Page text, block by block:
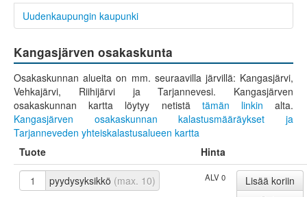
Uudenkaupungin kaupunki
Kangasjärven osakaskunta
Osakaskunnan alueita on mm. seuraavilla järvillä: Kangasjärvi,
Vehkajärvi, Riihijärvi ja Tarjannevesi. Kangasjärven
osakaskunnan kartta löytyy netistä tämän linkinalta.
Kangasjärven osakaskunnan kalastusmääräykset ja
Tarjanneveden yhteiskalastusalueen kartta
Tuote
Hinta
pyydysyksikkö (max. 10) ALV 0